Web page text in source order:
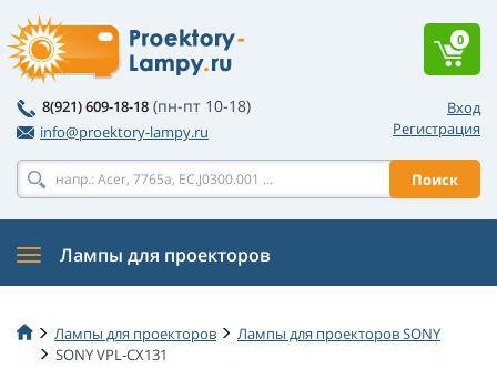
Вход
Регистрация
8(921) 609-18-18 (пн-пт 10-18)
info@proektory-lampy.ru
Поиск
0
Лампы для проекторов
Лампы для проекторов
Лампы для проекторов SONY
SONY VPL-CX131